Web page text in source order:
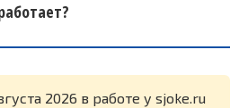
2026 в работе у sjoke.ru